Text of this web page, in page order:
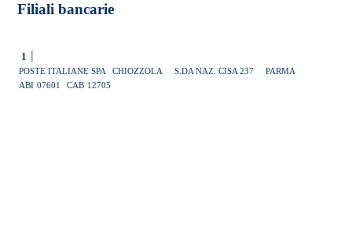
Filiali bancarie
1
POSTE ITALIANE SPA CHIOZZOLA S.DA NAZ. CISA 237
PARMA
ABI 07601 CAB 12705